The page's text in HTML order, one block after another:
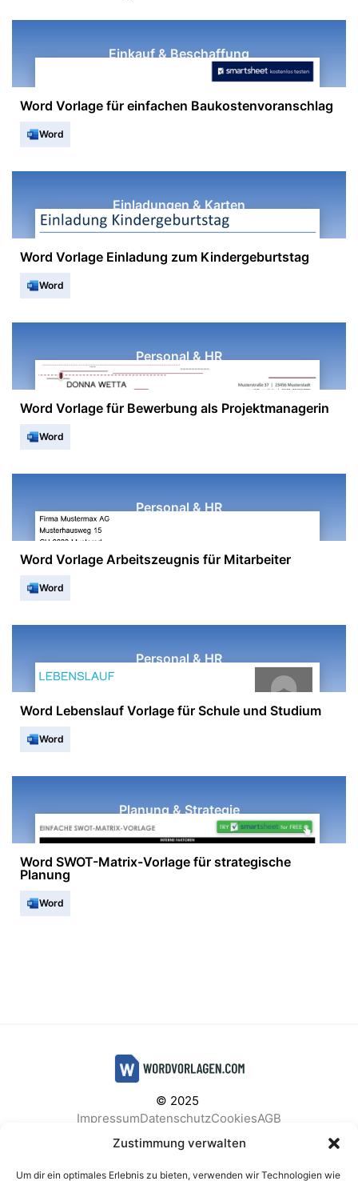
Zustimmung verwalten
Um dir ein optimales Erlebnis zu bieten, verwenden wir Technologien wie
Einkauf & Beschaffung
Word Vorlage für einfachen Baukostenvoranschlag
Word
Einladungen & Karten
Word Vorlage Einladung zum Kindergeburtstag
Word
Personal & HR
Word Vorlage für Bewerbung als Projektmanagerin
Word
Personal & HR
Word Vorlage Arbeitszeugnis für Mitarbeiter
Word
Personal & HR
Word Lebenslauf Vorlage für Schule und Studium
Word
Planung & Strategie
Word SWOT-Matrix-Vorlage für strategische
Planung
Word
© 2025
ImpressumDatenschutzCookiesAGB
Facebook
Instagram